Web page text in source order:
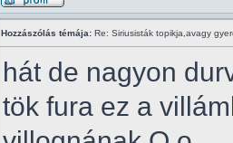
Hozzászólás témája: Re: Siriusisták topikja,avagy
hát de nagyon
tök fura ez a